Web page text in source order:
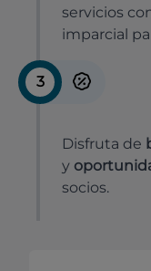
servicios
imparcial
3
Disfruta de
y
socios.